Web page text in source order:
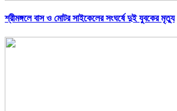
শ্রীমঙ্গলে বাস ও মোটর সাইকেলের সংঘর্ষে দুই যুবকের মৃত্যু